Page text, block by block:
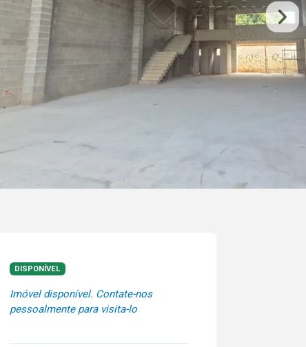
DISPONÍVEL
Imóvel disponível. Contate-nos
pessoalmente para visita-lo